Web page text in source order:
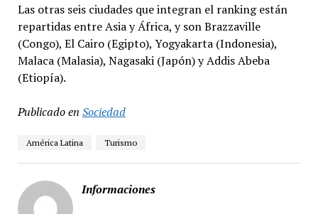
Las otras seis ciudades que integran el ranking están
repartidas entre Asia y África, y son Brazzaville
(Congo), El Cairo (Egipto), Yogyakarta (Indonesia),
Malaca (Malasia), Nagasaki (Japón) y Addis Abeba
(Etiopía).
Publicado en Sociedad
América Latina Turismo
Informaciones